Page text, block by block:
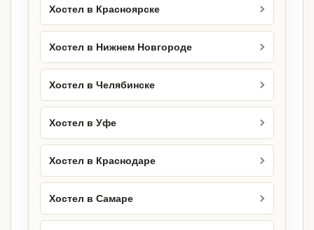
Хостел в Красноярске
Хостел в Нижнем Новгороде
Хостел в Челябинске
Хостел в Уфе
Хостел в Краснодаре
Хостел в Самаре